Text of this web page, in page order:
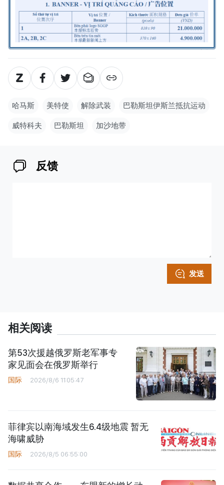
哈马斯 美特使 解除武装 巴勒斯坦伊斯兰抵抗运动
威特科夫 巴勒斯坦 加沙地带
反馈
发送
相关阅读
第53次援越俄罗斯老军事专
家见面会在俄罗斯举行
国际 2026/8/6 11:05:47
菲律宾以南海域发生6.4级地震 暂无
海啸威胁
国际 2026/8/5 06:55:00